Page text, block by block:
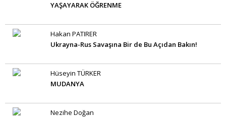
YAŞAYARAK ÖĞRENME
Hakan PATIRER
Ukrayna-Rus Savaşına Bir de Bu Açıdan Bakın!
Hüseyin TÜRKER
MUDANYA
Nezihe Doğan